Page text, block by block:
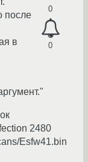
0
0
после
в
2480
Esfw41.bin